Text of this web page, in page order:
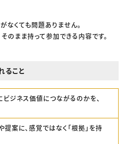
なくても問題ありません。
のまま持って参加できる内容です。
ること
ビジネス価値につながるのかを、
提案に、感覚ではなく「根拠」を持